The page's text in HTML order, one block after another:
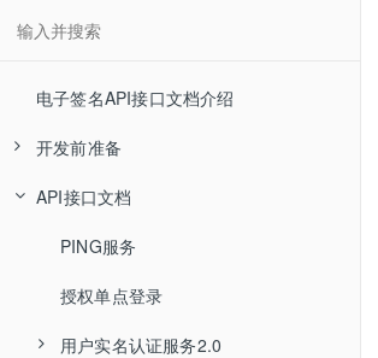
电子签名API接口文档介绍
开发前准备
开发前必读
接口交互时序图
API接口文档
PING服务
授权单点登录
用户实名认证服务2.0